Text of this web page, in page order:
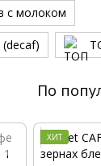
с молоком
По
ХИТ